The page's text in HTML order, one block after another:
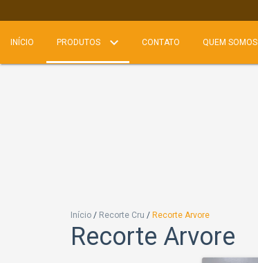
INÍCIO PRODUTOS CONTATO QUEM SOMOS
Início / Recorte Cru / Recorte Arvore
Recorte Arvore